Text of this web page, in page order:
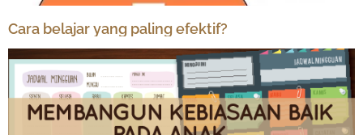
Cara belajar yang paling efektif?